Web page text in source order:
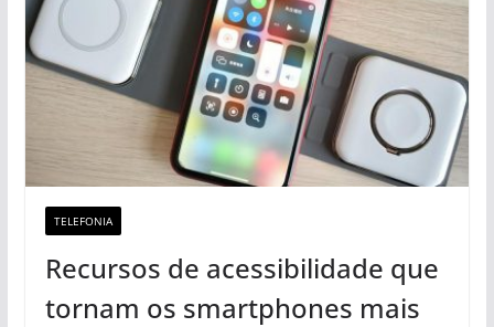
TELEFONIA
Recursos de acessibilidade que
tornam os smartphones mais